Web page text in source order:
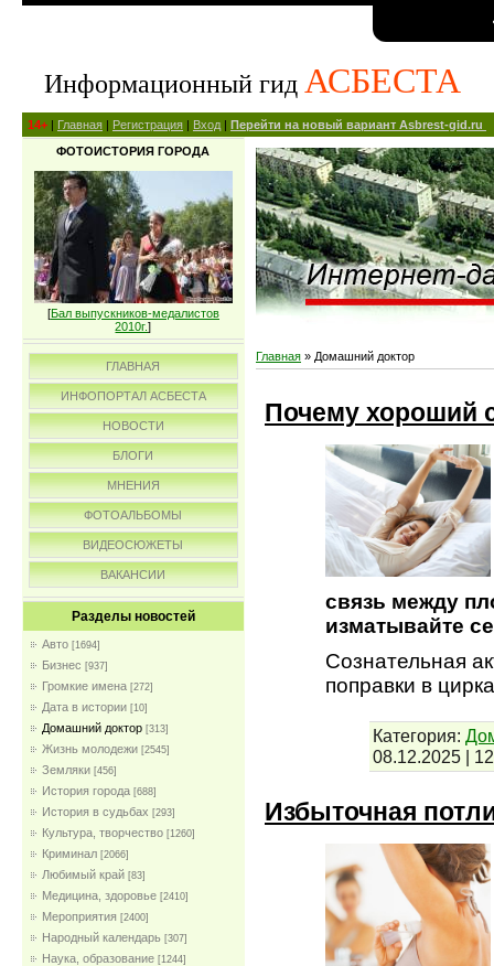
Информационный гид АСБЕСТА
14+ | Главная | Регистрация | Вход | Перейти на новый вариант Asbrest-gid.ru
ФОТОИСТОРИЯ ГОРОДА
[Бал выпускников-медалистов
2010г.]
ГЛАВНАЯ
ИНФОПОРТАЛ АСБЕСТА
НОВОСТИ
БЛОГИ
МНЕНИЯ
ФОТОАЛЬБОМЫ
ВИДЕОСЮЖЕТЫ
ВАКАНСИИ
Разделы новостей
Авто [1694]
Бизнес [937]
Громкие имена [272]
Дата в истории [10]
Домашний доктор [313]
Жизнь молодежи [2545]
Земляки [456]
История города [688]
История в судьбах [293]
Культура, творчество [1260]
Криминал [2066]
Любимый край [83]
Медицина, здоровье [2410]
Мероприятия [2400]
Народный календарь [307]
Наука, образование [1244]
Главная » Домашний доктор
Почему хороший
связь между
изматывайте
Сознательная
поправки в
Категория:
08.12.2025 |
Избыточная